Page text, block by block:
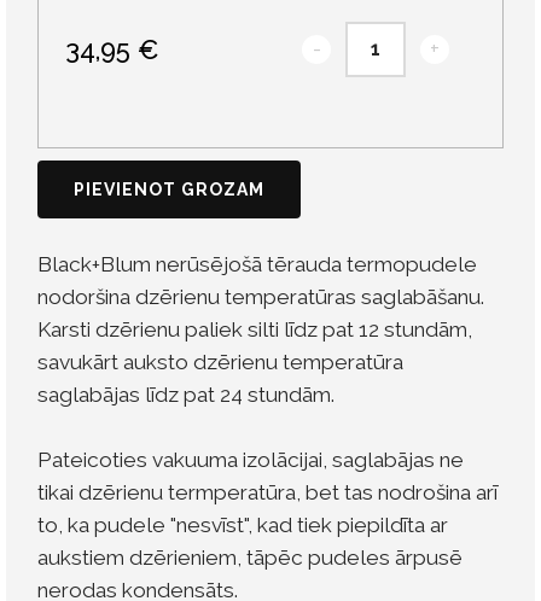
34,95 € - +
PIEVIENOT GROZAM
Black+Blum nerūsējošā tērauda termopudele
nodoršina dzērienu temperatūras saglabāšanu.
Karsti dzērienu paliek silti līdz pat 12 stundām,
savukārt auksto dzērienu temperatūra
saglabājas līdz pat 24 stundām.
Pateicoties vakuuma izolācijai, saglabājas ne
tikai dzērienu termperatūra, bet tas nodrošina arī
to, ka pudele "nesvīst", kad tiek piepildīta ar
aukstiem dzērieniem, tāpēc pudeles ārpusē
nerodas kondensāts.